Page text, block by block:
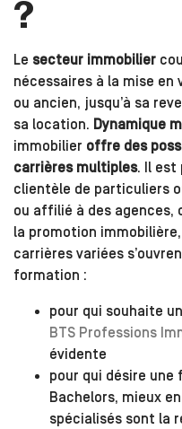
?
Le secteur immobilier
nécessaires à la mise en
ou ancien, jusqu’à sa
sa location. Dynamique
immobilier offre des
carrières multiples. Il est
clientèle de particuliers
ou affilié à des agences,
la promotion
carrières variées
formation :
pour qui souhaite
BTS Professions
évidente
pour qui désire
Bachelors, mieux
spécialisés sont la